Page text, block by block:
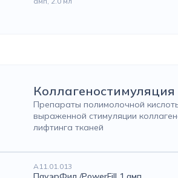
Коллагеностимуляция
Препараты полимолочной
выраженной стимуляции
лифтинга тканей
А11.01.013